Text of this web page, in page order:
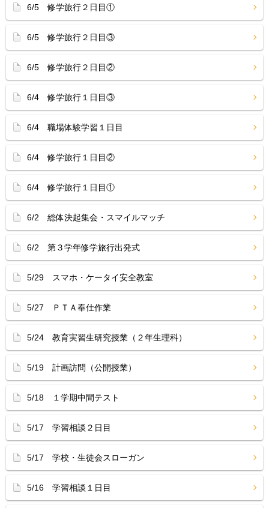
6/5 修学旅行２日目①
6/5 修学旅行２日目③
6/5 修学旅行２日目②
6/4 修学旅行１日目③
6/4 職場体験学習１日目
6/4 修学旅行１日目②
6/4 修学旅行１日目①
6/2 総体決起集会・スマイルマッチ
6/2 第３学年修学旅行出発式
5/29 スマホ・ケータイ安全教室
5/27 ＰＴＡ奉仕作業
5/24 教育実習生研究授業（２年生理科）
5/19 計画訪問（公開授業）
5/18 １学期中間テスト
5/17 学習相談２日目
5/17 学校・生徒会スローガン
5/16 学習相談１日目